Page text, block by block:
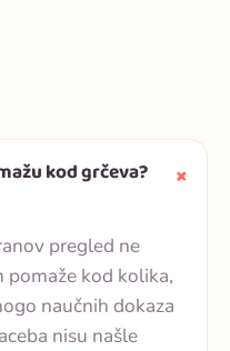
kod grčeva?
pregled ne
pomaže kod kolika,
naučnih dokaza
nisu našle